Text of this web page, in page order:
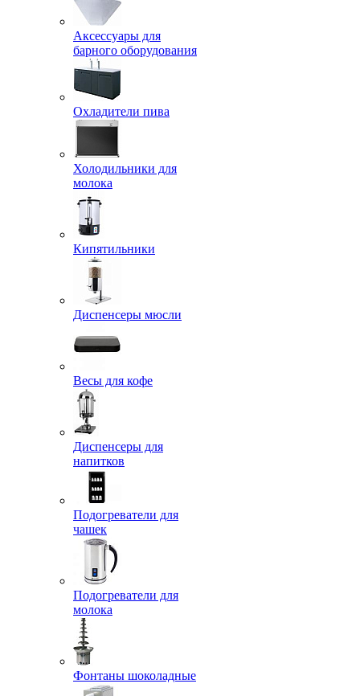
Аксессуары для
барного оборудования
Охладители пива
Холодильники для
молока
Кипятильники
Диспенсеры мюсли
Весы для кофе
Диспенсеры для
напитков
Подогреватели для
чашек
Подогреватели для
молока
Фонтаны шоколадные